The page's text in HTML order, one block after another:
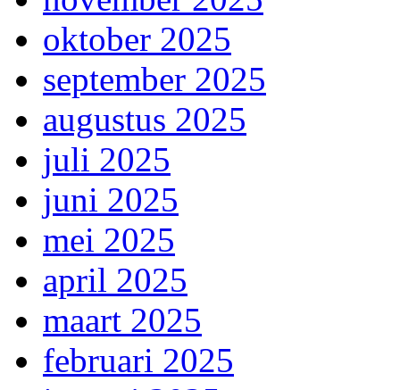
oktober 2025
september 2025
augustus 2025
juli 2025
juni 2025
mei 2025
april 2025
maart 2025
februari 2025